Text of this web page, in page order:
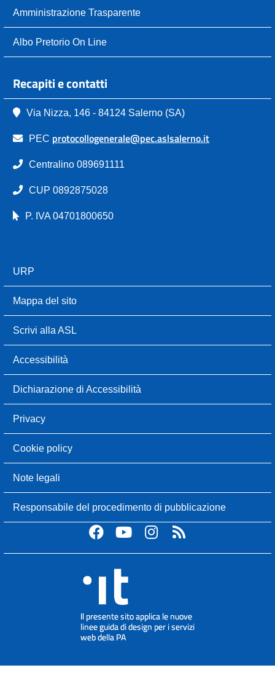
Amministrazione Trasparente
Albo Pretorio On Line
Recapiti e contatti
Via Nizza, 146 - 84124 Salerno (SA)
PEC protocollogenerale@pec.aslsalerno.it
Centralino 089691111
CUP 0892875028
P. IVA 04701800650
URP
Mappa del sito
Scrivi alla ASL
Accessibilità
Dichiarazione di Accessibilità
Privacy
Cookie policy
Note legali
Responsabile del procedimento di pubblicazione